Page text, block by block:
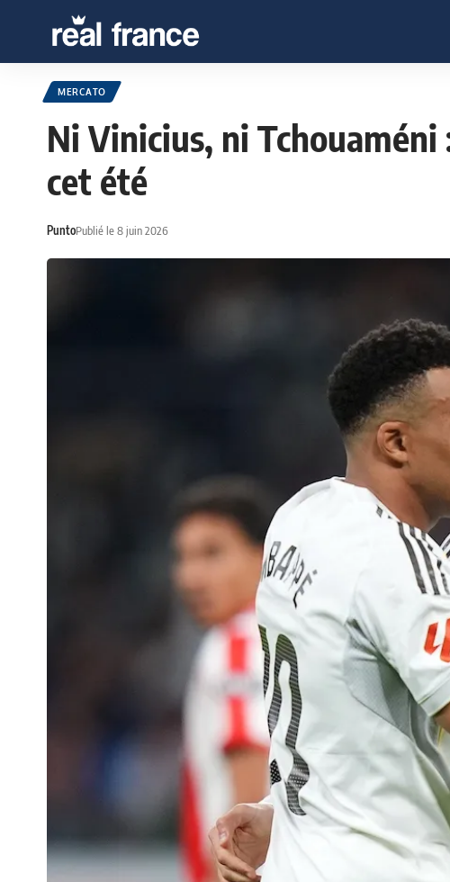
MERCATO
Ni Vinicius, ni
cet été
PuntoPublié le 8 juin 2026